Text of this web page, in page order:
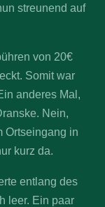
streunend auf
von 20€
Somit war
anderes Mal,
Nein,
Ortseingang in
kurz da.
entlang des
leer. Ein paar